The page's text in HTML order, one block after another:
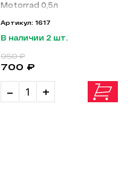
Motorrad 0,5л
Артикул: 1617
В наличии 2 шт.
- +
700 ₽
950 ₽